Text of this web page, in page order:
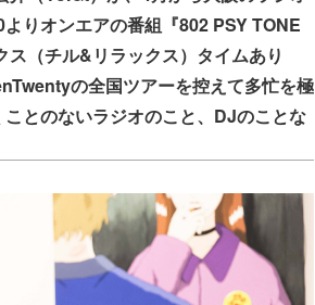
りオンエアの番組『802 PSY TONE
（チル&リラックス）タイムあり
の全国ツアーを控えて多忙を極
とのないラジオのこと、DJのことな